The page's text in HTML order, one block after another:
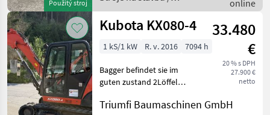
Použitý stroj
Kubota
online
Kubota KX080-4
33.480
€
20 % s DPH
27.900 €
netto
1 kS/1 kW R. v. 2016 7094 h
Bagger befindet sie im
guten zustand 2Löffel
stavbu mini bager
Triumfi Baumaschinen GmbH